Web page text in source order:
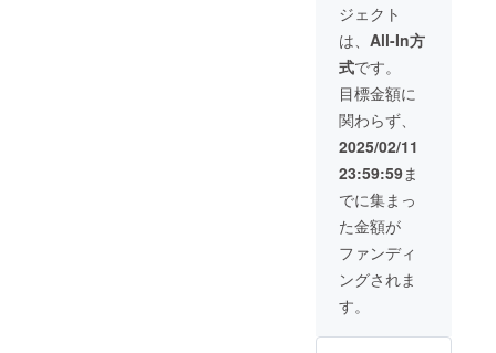
ジェクト
は、 All-In方
式です。
目標金額に
関わらず、
2025/02/11
23:59:59ま
でに集まっ
た金額が
ファンディ
ングされま
す。